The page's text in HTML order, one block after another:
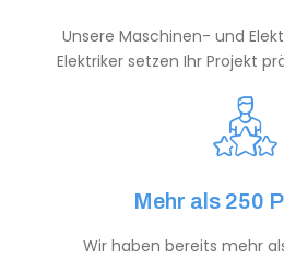
Unsere Maschinen- und
Elektriker setzen Ihr Projekt
Mehr als 250
Wir haben bereits mehr